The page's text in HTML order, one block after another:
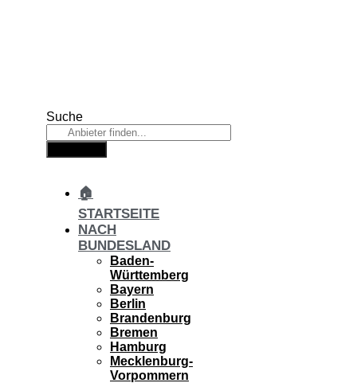
Suche
🏠
STARTSEITE
NACH
BUNDESLAND
Baden-
Württemberg
Bayern
Berlin
Brandenburg
Bremen
Hamburg
Mecklenburg-
Vorpommern